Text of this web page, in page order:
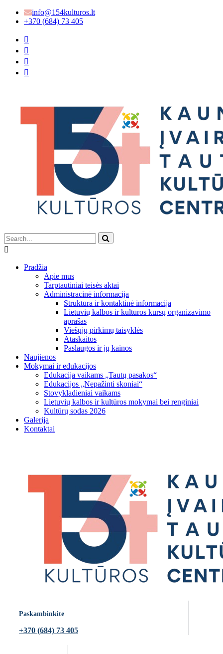
info@154kulturos.lt
+370 (684) 73 405
Pradžia
Apie mus
Tarptautiniai teisės aktai
Administracinė informacija
Struktūra ir kontaktinė informacija
Lietuvių kalbos ir kultūros kursų organizavimo
aprašas
Viešųjų pirkimų taisyklės
Ataskaitos
Paslaugos ir jų kainos
Naujienos
Mokymai ir edukacijos
Edukacija vaikams „Tautų pasakos“
Edukacijos „Nepažinti skoniai“
Stovykladieniai vaikams
Lietuvių kalbos ir kultūros mokymai bei renginiai
Kultūrų sodas 2026
Galerija
Kontaktai
Paskambinkite
+370 (684) 73 405